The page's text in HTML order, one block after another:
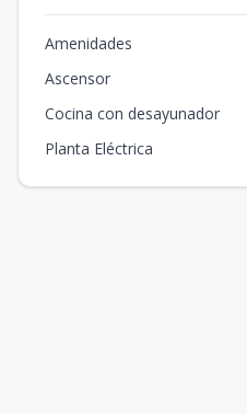
Amenidades
Ascensor
Cocina con desayunador
Planta Eléctrica